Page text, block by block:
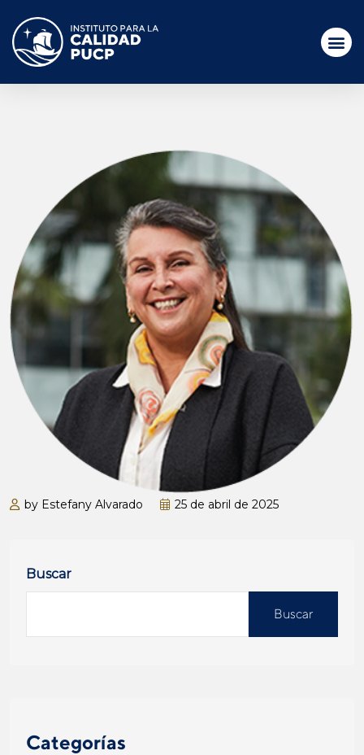
by Estefany Alvarado 25 de abril de 2025
Buscar
Buscar
Categorías